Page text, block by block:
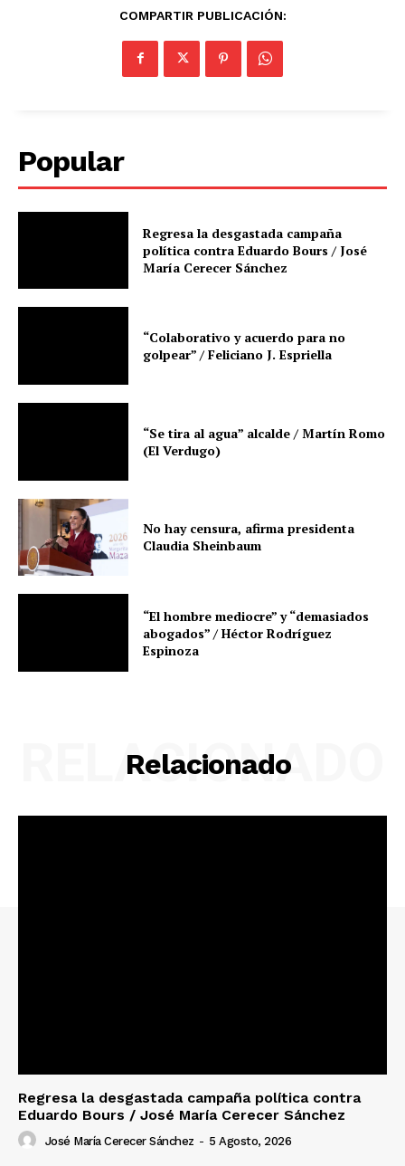
COMPARTIR PUBLICACIÓN:
Popular
Regresa la desgastada campaña
política contra Eduardo Bours / José
María Cerecer Sánchez
“Colaborativo y acuerdo para no
golpear” / Feliciano J. Espriella
“Se tira al agua” alcalde / Martín Romo
(El Verdugo)
No hay censura, afirma presidenta
Claudia Sheinbaum
“El hombre mediocre” y “demasiados
abogados” / Héctor Rodríguez
Espinoza
Relacionado
RELACIONADO
Regresa la desgastada campaña política contra
Eduardo Bours / José María Cerecer Sánchez
José María Cerecer Sánchez - 5 Agosto, 2026